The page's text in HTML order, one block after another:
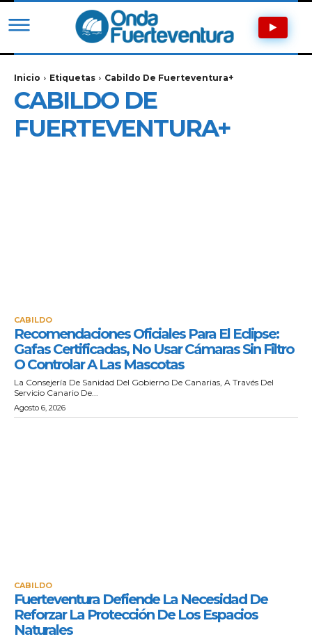
Inicio Etiquetas Cabildo De Fuerteventura+
CABILDO DE
FUERTEVENTURA+
CABILDO
Recomendaciones Oficiales Para El Eclipse:
Gafas Certificadas, No Usar Cámaras Sin Filtro
O Controlar A Las Mascotas
La Consejería De Sanidad Del Gobierno De Canarias, A Través Del
Servicio Canario De...
Agosto 6, 2026
CABILDO
Fuerteventura Defiende La Necesidad De
Reforzar La Protección De Los Espacios
Naturales